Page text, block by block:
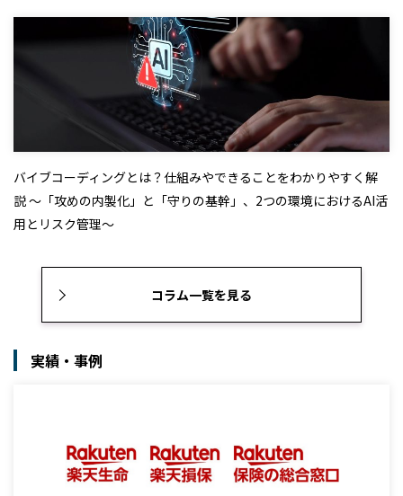
バイブコーディングとは？仕組みやできることをわかりやすく解
説 ～「攻めの内製化」と「守りの基幹」、2つの環境におけるAI活
用とリスク管理～
コラム一覧を見る
実績・事例